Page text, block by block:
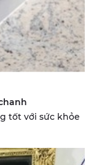
tốt với sức khỏe